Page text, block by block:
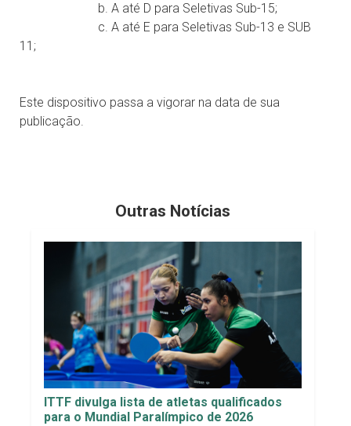
b. A até D para Seletivas Sub-15;
c. A até E para Seletivas Sub-13 e SUB
11;
Este dispositivo passa a vigorar na data de sua
publicação.
Outras Notícias
ITTF divulga lista de atletas qualificados
para o Mundial Paralímpico de 2026